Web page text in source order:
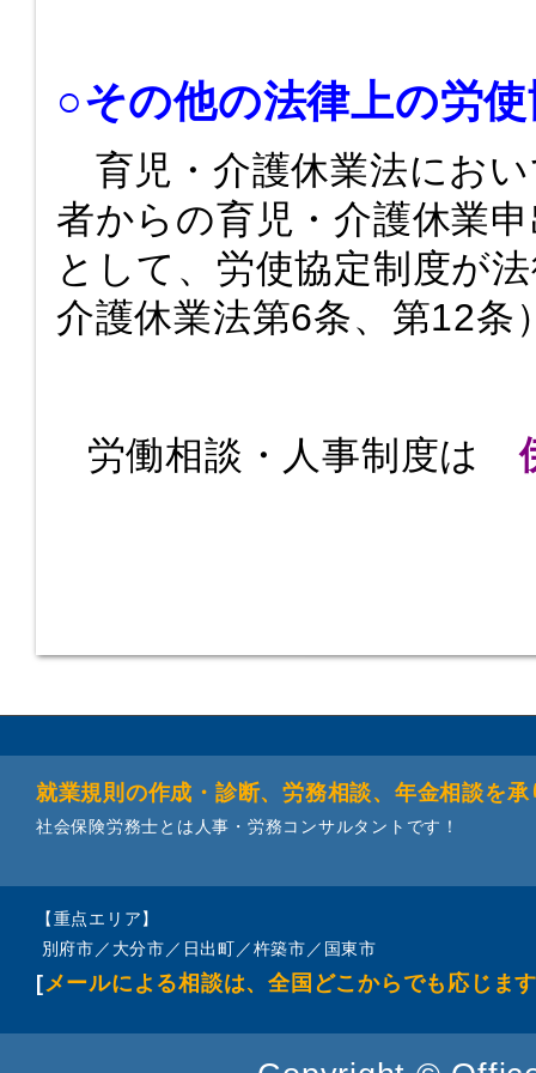
○その他の法律上の労
育児・介護休業法にお
者からの育児・介護休業
として、労使協定制度が
介護休業法第6条、第12条
労働相談・人事制度は
就業規則の作成・診断、労務相談、年金相談を承
社会保険労務士とは人事・労務コンサルタントです！
【重点エリア】
別府市／大分市／日出町／杵築市／国東市
[ メールによる相談は、全国どこからでも応じま